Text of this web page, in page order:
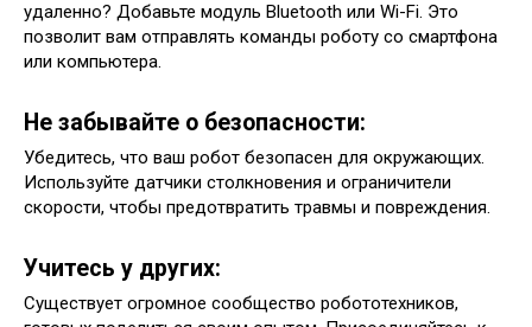
удаленно? Добавьте модуль Bluetooth или Wi-Fi. Это
позволит вам отправлять команды роботу со смартфона
или компьютера.
Не забывайте о безопасности:
Убедитесь, что ваш робот безопасен для окружающих.
Используйте датчики столкновения и ограничители
скорости, чтобы предотвратить травмы и повреждения.
Учитесь у других:
Существует огромное сообщество робототехников,